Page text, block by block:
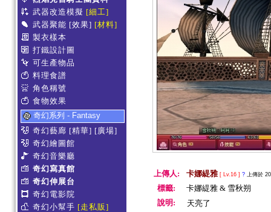
武器改造模擬 [細工]
武器聚能 [效果] [材料]
製衣樣本
打鐵設計圖
可生產物品
料理食譜
角色稱號
食物效果
奇幻系列 - Fantasy
奇幻藝廊 [精華] [廣場]
奇幻繪圖館
奇幻音樂廳
奇幻寫真館
奇幻伸展台
奇幻電影院
奇幻小幫手 [走私販]
上傳人: 卡娜緹雅 [ Lv.16 ] ? 上傳於
標籤:
卡娜緹雅 & 雪秋朔
說明:
天亮了